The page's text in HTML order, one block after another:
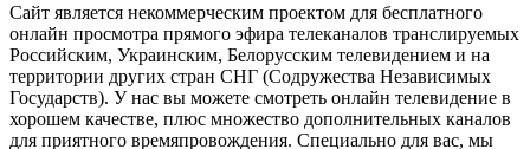
Сайт является некоммерческим проектом для бесплатного
онлайн просмотра прямого эфира телеканалов транслируемых
Российским, Украинским, Белорусским телевидением и на
территории других стран СНГ (Содружества Независимых
Государств). У нас вы можете смотреть онлайн телевидение в
хорошем качестве, плюс множество дополнительных каналов
для приятного времяпровождения. Специально для вас, мы